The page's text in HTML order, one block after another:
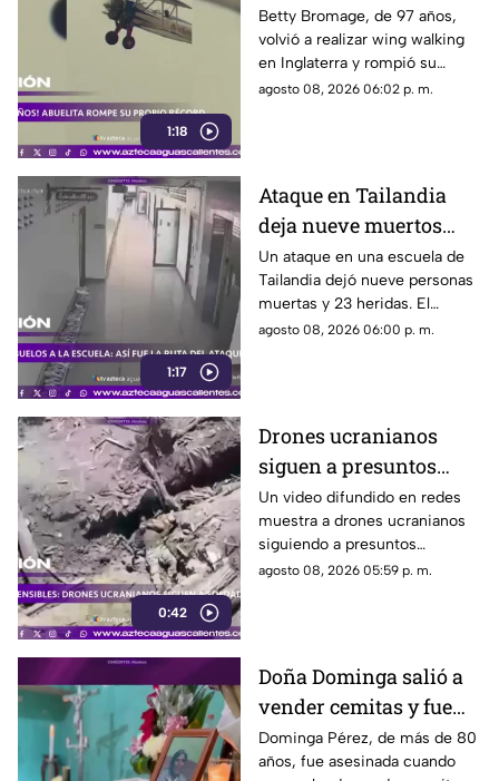
1:18
propio récord Guinness
en las alturas
Betty Bromage, de 97 años,
volvió a realizar wing walking
en Inglaterra y rompió su
propio récord Guinness tras
agosto 08, 2026 06:02 p. m.
1:17
Ataque en Tailandia
deja nueve muertos
tras agresión en una
escuela
Un ataque en una escuela de
Tailandia dejó nueve personas
muertas y 23 heridas. El
presunto agresor, de 14 años,
agosto 08, 2026 06:00 p. m.
0:42
Drones ucranianos
siguen a presuntos
soldados rusos durante
varias horas
Un video difundido en redes
muestra a drones ucranianos
siguiendo a presuntos
soldados rusos antes de un
agosto 08, 2026 05:59 p. m.
Doña Dominga salió a
vender cemitas y fue
asesinada al regresar a
casa; así fue la agresión
Dominga Pérez, de más de 80
años, fue asesinada cuando